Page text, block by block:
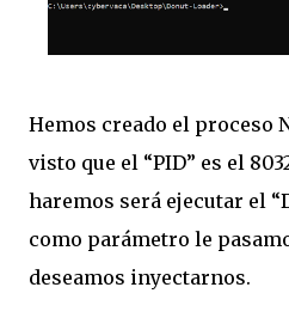
Hemos creado el proceso
visto que el “PID” es el
haremos será ejecutar el
como parámetro le
deseamos inyectarnos.